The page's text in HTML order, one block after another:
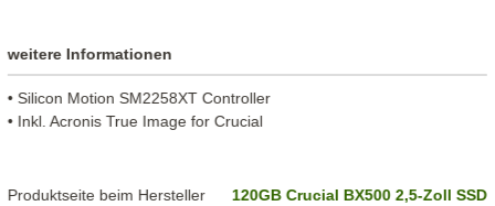
weitere Informationen
• Silicon Motion SM2258XT Controller
• Inkl. Acronis True Image for Crucial
Produktseite beim Hersteller 120GB Crucial BX500 2,5-Zoll SSD